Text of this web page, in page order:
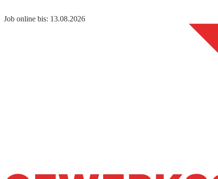
Job online bis: 13.08.2026